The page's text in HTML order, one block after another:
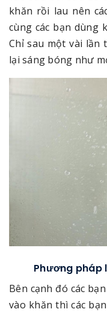
khăn rồi lau nên
cùng các bạn dùng
Chỉ sau một vài lần
lại sáng bóng như
Phương pháp
Bên cạnh đó các
vào khăn thì các